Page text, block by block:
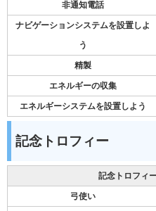
非通知電話
ナビゲーションシステムを設置しよ
う
精製
エネルギーの収集
エネルギーシステムを設置しよう
記念トロフィー
記念トロフィ
弓使い